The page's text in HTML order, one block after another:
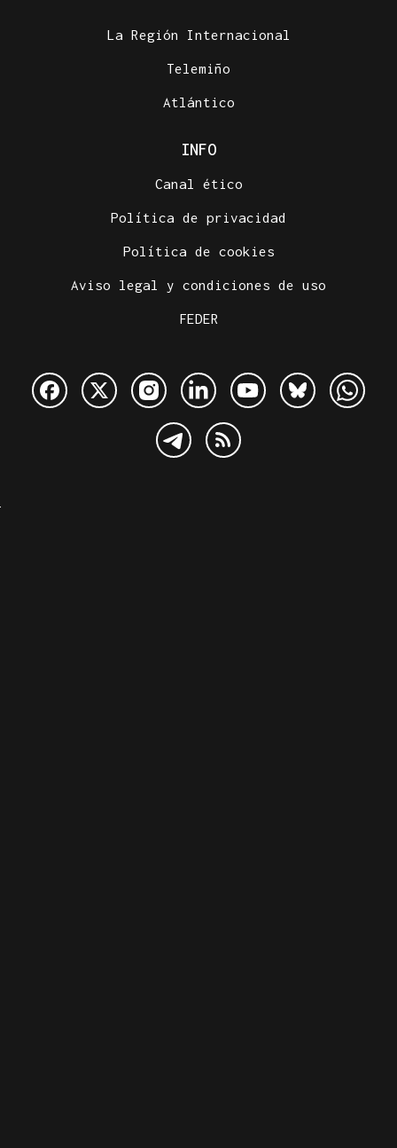
La Región Internacional
Telemiño
Atlántico
INFO
Canal ético
Política de privacidad
Política de cookies
Aviso legal y condiciones de uso
FEDER